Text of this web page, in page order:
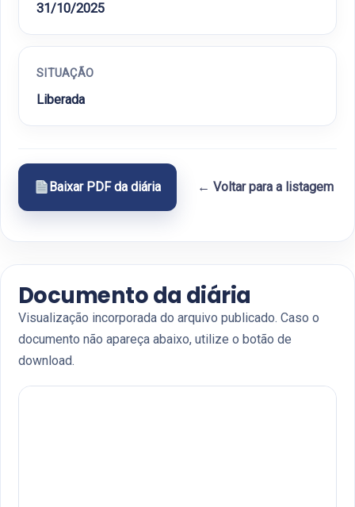
31/10/2025
SITUAÇÃO
Liberada
Baixar PDF da diária ← Voltar para a listagem
Documento da diária
Visualização incorporada do arquivo publicado. Caso o
documento não apareça abaixo, utilize o botão de
download.